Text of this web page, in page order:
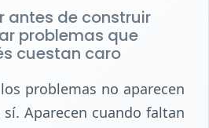
antes de construir
problemas que
cuestan caro
problemas no aparecen
Aparecen cuando faltan